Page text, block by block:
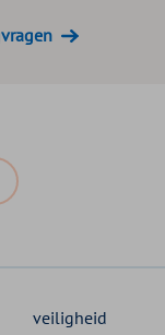
veiligheid